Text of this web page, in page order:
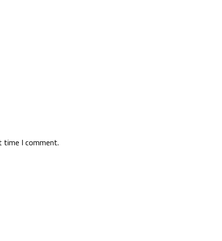
time I comment.